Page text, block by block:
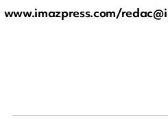
www.imazpress.com/